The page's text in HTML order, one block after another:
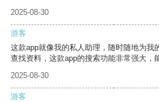
2025-08-30
游客
这款app就像我的私人助理，随时随地为我
查找资料，这款app的搜索功能非常强大，
2025-08-30
游客